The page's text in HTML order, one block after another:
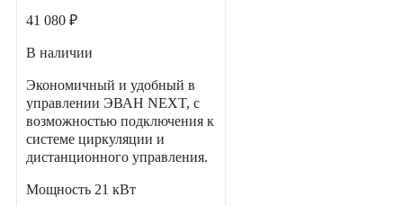
41 080 ₽
В наличии
Экономичный и удобный в
управлении ЭВАН NEXT, с
возможностью подключения к
системе циркуляции и
дистанционного управления.
Мощность 21 кВт